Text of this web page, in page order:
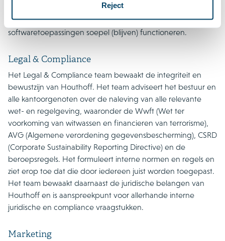
Reject
vraagstukken. De teams Functioneel Applicatiebeheer en
Systeembeheer zorgen ervoor dat alle
softwaretoepassingen soepel (blijven) functioneren.
Legal & Compliance
Het Legal & Compliance team bewaakt de integriteit en
bewustzijn van Houthoff. Het team adviseert het bestuur en
alle kantoorgenoten over de naleving van alle relevante
wet- en regelgeving, waaronder de Wwft (Wet ter
voorkoming van witwassen en financieren van terrorisme),
AVG (Algemene verordening gegevensbescherming), CSRD
(Corporate Sustainability Reporting Directive) en de
beroepsregels. Het formuleert interne normen en regels en
ziet erop toe dat die door iedereen juist worden toegepast.
Het team bewaakt daarnaast de juridische belangen van
Houthoff en is aanspreekpunt voor allerhande interne
juridische en compliance vraagstukken.
Marketing